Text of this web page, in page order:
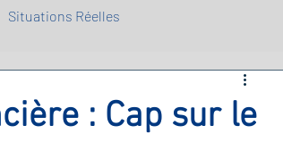
Situations Réelles
: Cap sur le